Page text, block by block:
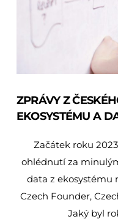
ZPRÁVY Z
EKOSYSTÉMU A
Začátek roku
ohlédnutí za
data z ekosystému
Czech Founder,
Jaký byl